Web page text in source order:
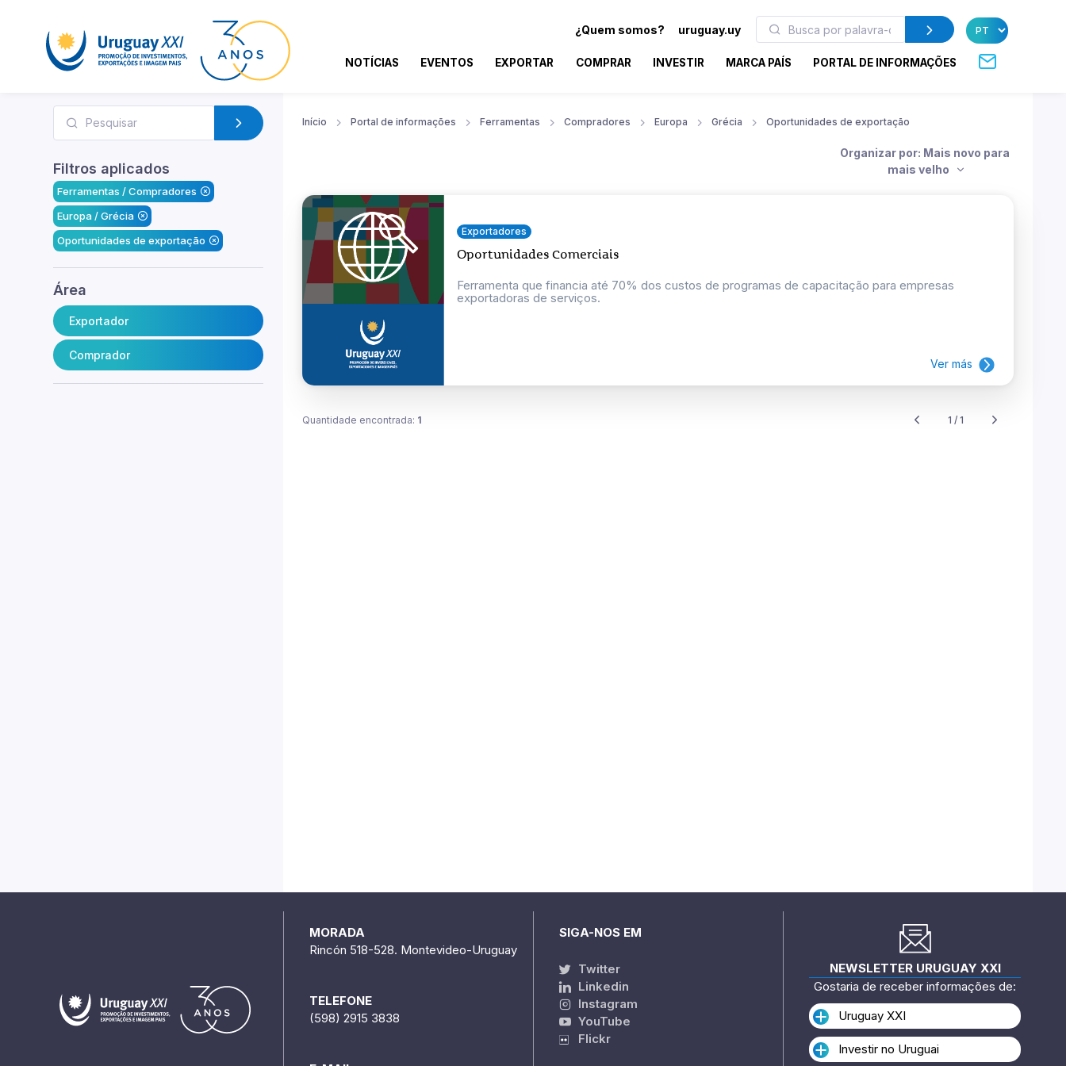
¿Quem somos? uruguay.uy
NOTÍCIAS EVENTOS EXPORTAR COMPRAR INVESTIR MARCA PAÍS PORTAL DE INFORMAÇÕES
Filtros aplicados
Ferramentas / Compradores
Europa / Grécia
Oportunidades de exportação
Área
Exportador
Comprador
Início Portal de informações Ferramentas Compradores Europa Grécia Oportunidades de exportação
Organizar por: Mais novo para
mais velho
Exportadores
Oportunidades Comerciais
Ferramenta que financia até 70% dos custos de programas de capacitação para empresas
exportadoras de serviços.
Ver más
Quantidade encontrada: 1 1 / 1
MORADA
Rincón 518-528. Montevideo-Uruguay
TELEFONE
(598) 2915 3838
SIGA-NOS EM
Twitter
Linkedin
Instagram
YouTube
Flickr
NEWSLETTER URUGUAY XXI
Gostaria de receber informações de:
Uruguay XXI
Investir no Uruguai